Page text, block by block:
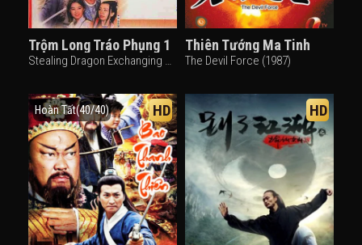
Trộm Long Tráo Phụng 1
Stealing Dragon Exchanging Phoenix (2000)
Thiên Tướng Ma Tinh
The Devil Force (1987)
Hoàn Tất(40/40) HD HD